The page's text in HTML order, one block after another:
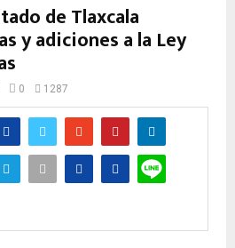
de Tlaxcala
y adiciones a la Ley
0 1287